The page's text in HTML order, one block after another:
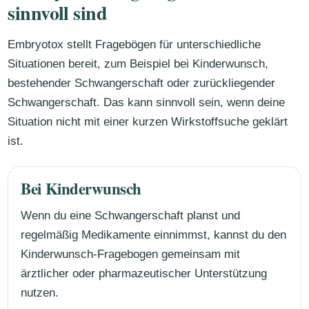
sinnvoll sind
Embryotox stellt Fragebögen für unterschiedliche
Situationen bereit, zum Beispiel bei Kinderwunsch,
bestehender Schwangerschaft oder zurückliegender
Schwangerschaft. Das kann sinnvoll sein, wenn deine
Situation nicht mit einer kurzen Wirkstoffsuche geklärt
ist.
Bei Kinderwunsch
Wenn du eine Schwangerschaft planst und
regelmäßig Medikamente einnimmst, kannst du den
Kinderwunsch-Fragebogen gemeinsam mit
ärztlicher oder pharmazeutischer Unterstützung
nutzen.